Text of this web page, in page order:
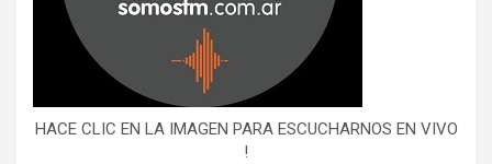
HACE CLIC EN LA IMAGEN PARA ESCUCHARNOS EN VIVO
!